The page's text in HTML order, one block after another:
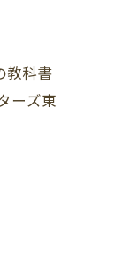
教科書
ーズ東